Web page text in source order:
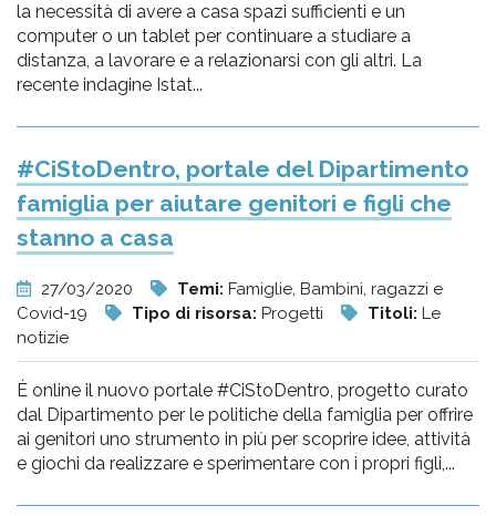
la necessità di avere a casa spazi sufficienti e un
computer o un tablet per continuare a studiare a
distanza, a lavorare e a relazionarsi con gli altri. La
recente indagine Istat...
#CiStoDentro, portale del Dipartimento
famiglia per aiutare genitori e figli che
stanno a casa
27/03/2020 Temi: Famiglie, Bambini, ragazzi e
Covid-19
Tipo di risorsa: Progetti Titoli: Le
notizie
È online il nuovo portale #CiStoDentro, progetto curato
dal Dipartimento per le politiche della famiglia per offrire
ai genitori uno strumento in più per scoprire idee, attività
e giochi da realizzare e sperimentare con i propri figli,...